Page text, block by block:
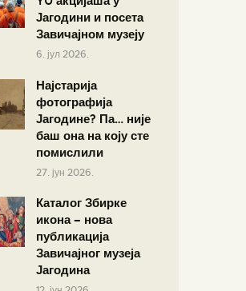
Јагодини и посета
Завичајном музеју
6. јул 2026.
Најстарија
фотографија
Јагодине? Па… није
баш она на коју сте
помислили
27. јун 2026.
Каталог Збирке
икона – нова
публикација
Завичајног музеја
Јагодина